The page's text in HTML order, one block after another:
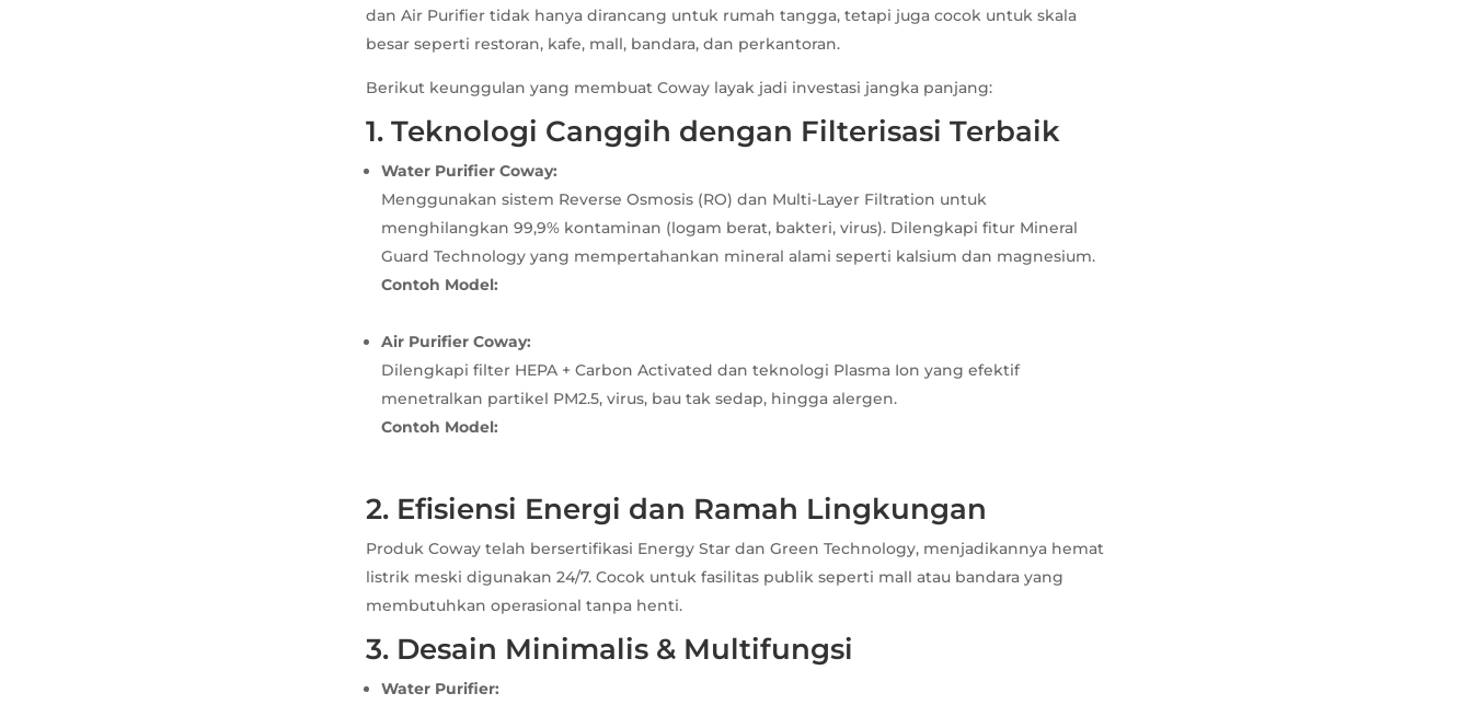
dan Air Purifier tidak hanya dirancang untuk rumah tangga, tetapi juga cocok untuk skala
besar seperti restoran, kafe, mall, bandara, dan perkantoran.
Berikut keunggulan yang membuat Coway layak jadi investasi jangka panjang:
1. Teknologi Canggih dengan Filterisasi Terbaik
Water Purifier Coway:
Menggunakan sistem Reverse Osmosis (RO) dan Multi-Layer Filtration untuk
menghilangkan 99,9% kontaminan (logam berat, bakteri, virus). Dilengkapi fitur Mineral
Guard Technology yang mempertahankan mineral alami seperti kalsium dan magnesium.
Contoh Model:
Air Purifier Coway:
Dilengkapi filter HEPA + Carbon Activated dan teknologi Plasma Ion yang efektif
menetralkan partikel PM2.5, virus, bau tak sedap, hingga alergen.
Contoh Model:
2. Efisiensi Energi dan Ramah Lingkungan
Produk Coway telah bersertifikasi Energy Star dan Green Technology, menjadikannya hemat
listrik meski digunakan 24/7. Cocok untuk fasilitas publik seperti mall atau bandara yang
membutuhkan operasional tanpa henti.
3. Desain Minimalis & Multifungsi
Water Purifier: